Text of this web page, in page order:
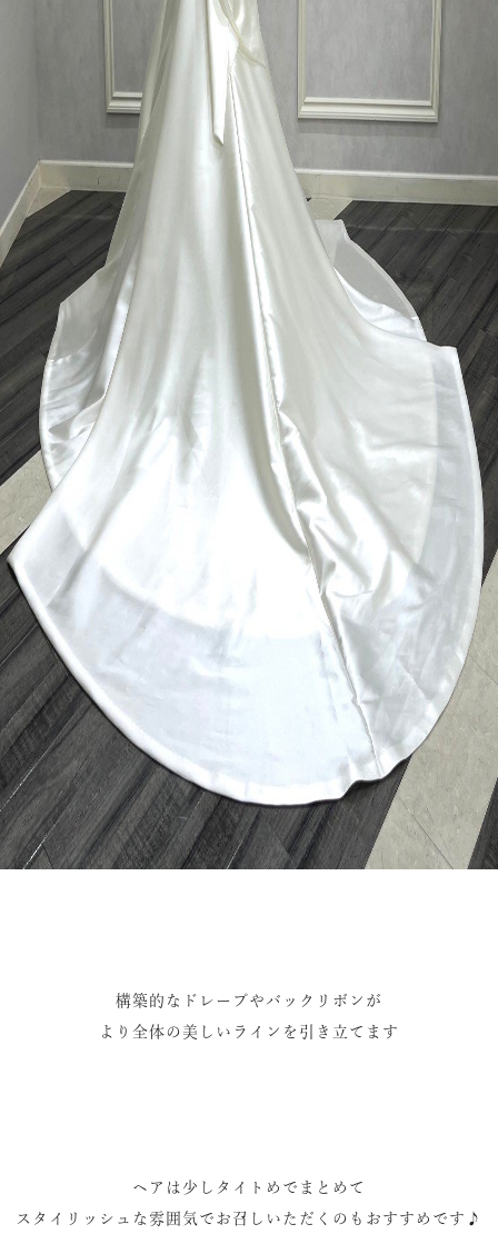
構築的なドレープやバックリボンが
より全体の美しいラインを引き立てます
ヘアは少しタイトめでまとめて
スタイリッシュな雰囲気でお召しいただくのもおすすめです♪